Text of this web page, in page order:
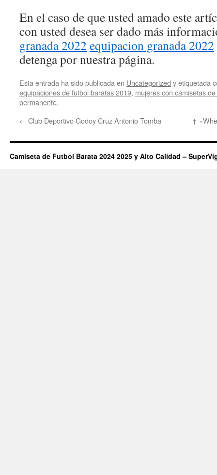
En el caso de que usted amado este
con usted desea ser dado más
granada 2022 equipacion granada 2022
detenga por nuestra página.
Esta entrada ha sido publicada en Uncategorized y etiquetada
equipaciones de futbol baratas 2019, mujeres con camisetas
permanente.
← Club Deportivo Godoy Cruz Antonio Tomba ↑
Camiseta de Futbol Barata 2024 2025 y Alto Calidad –